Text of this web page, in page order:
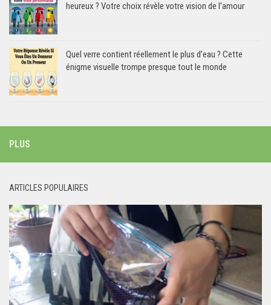
heureux ? Votre choix révèle votre vision de l’amour
Quel verre contient réellement le plus d’eau ? Cette
énigme visuelle trompe presque tout le monde
PLUS
ARTICLES POPULAIRES